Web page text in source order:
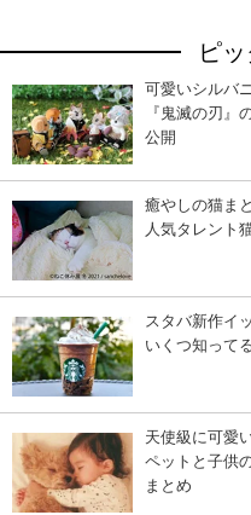
ピ
可愛いシルバ
『鬼滅の刃』
公開
癒やしの猫ま
人気タレント
スタバ新作イ
いくつ知って
天使級に可愛
ペットと子供
まとめ